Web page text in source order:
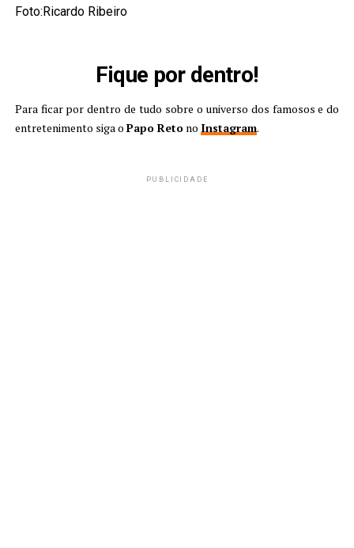
Foto:Ricardo Ribeiro
Fique por dentro!
Para ficar por dentro de tudo sobre o universo dos famosos e do
entretenimento siga o Papo Retono Instagram.
PUBLICIDADE